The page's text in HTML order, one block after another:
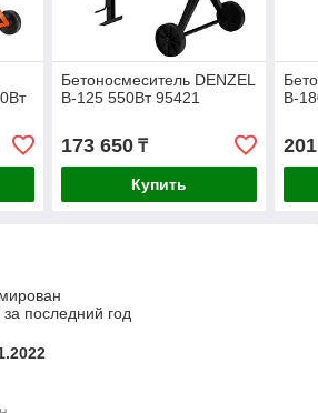
Бетоносмеситель DENZEL
B-125 550Вт 95421
173 650₸
Купить
B-
последний год